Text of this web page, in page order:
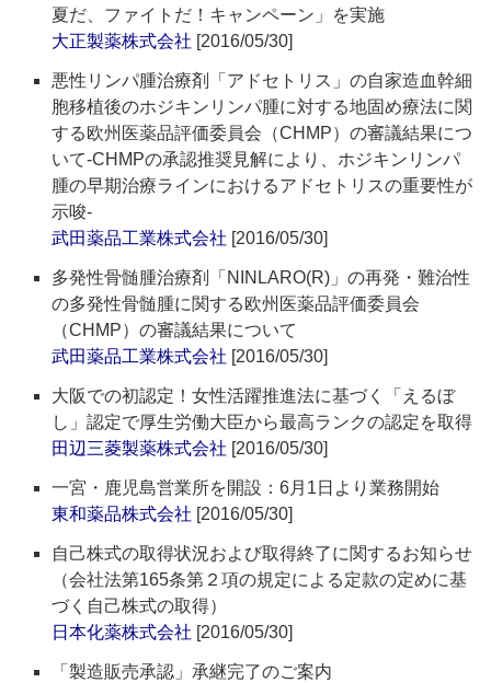
夏だ、ファイトだ！キャンペーン」を実施
大正製薬株式会社 [2016/05/30]
悪性リンパ腫治療剤「アドセトリス」の自家造血幹細
胞移植後のホジキンリンパ腫に対する地固め療法に関
する欧州医薬品評価委員会（CHMP）の審議結果につ
いて‐CHMPの承認推奨見解により、ホジキンリンパ
腫の早期治療ラインにおけるアドセトリスの重要性が
示唆‐
武田薬品工業株式会社 [2016/05/30]
多発性骨髄腫治療剤「NINLARO(R)」の再発・難治性
の多発性骨髄腫に関する欧州医薬品評価委員会
（CHMP）の審議結果について
武田薬品工業株式会社 [2016/05/30]
大阪での初認定！女性活躍推進法に基づく「えるぼ
し」認定で厚生労働大臣から最高ランクの認定を取得
田辺三菱製薬株式会社 [2016/05/30]
一宮・鹿児島営業所を開設：6月1日より業務開始
東和薬品株式会社 [2016/05/30]
自己株式の取得状況および取得終了に関するお知らせ
（会社法第165条第２項の規定による定款の定めに基
づく自己株式の取得）
日本化薬株式会社 [2016/05/30]
「製造販売承認」承継完了のご案内